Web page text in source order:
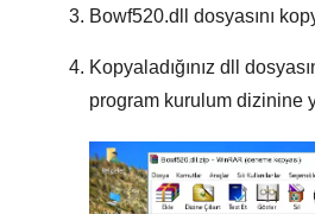
Bowf520.dll dosyasını
Kopyaladığınız dll
program kurulum dizinine